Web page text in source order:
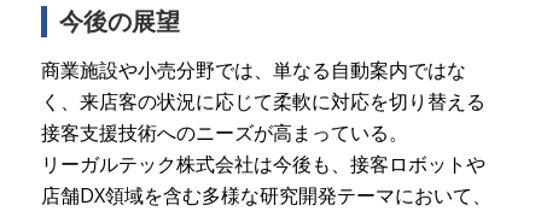
今後の展望
商業施設や小売分野では、単なる自動案内ではな
く、来店客の状況に応じて柔軟に対応を切り替える
接客支援技術へのニーズが高まっている。
リーガルテック株式会社は今後も、接客ロボットや
店舗DX領域を含む多様な研究開発テーマにおいて、